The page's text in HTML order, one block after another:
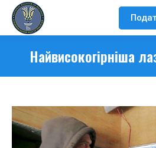
Найвисокогірніша